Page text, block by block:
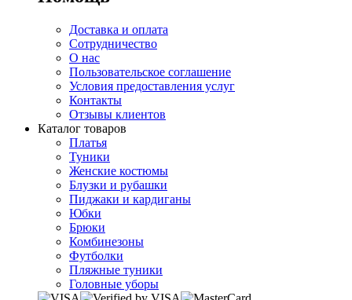
Доставка и оплата
Сотрудничество
О нас
Пользовательское соглашение
Условия предоставления услуг
Контакты
Отзывы клиентов
Каталог товаров
Платья
Туники
Женские костюмы
Блузки и рубашки
Пиджаки и кардиганы
Юбки
Брюки
Комбинезоны
Футболки
Пляжные туники
Головные уборы